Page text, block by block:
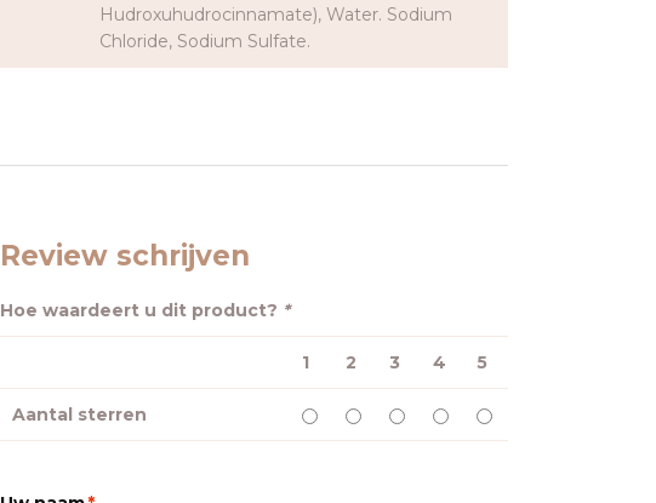
Hudroxuhudrocinnamate), Water. Sodium
Chloride, Sodium Sulfate.
Review schrijven
Hoe waardeert u dit product? *
1 2 3 4 5
Aantal sterren